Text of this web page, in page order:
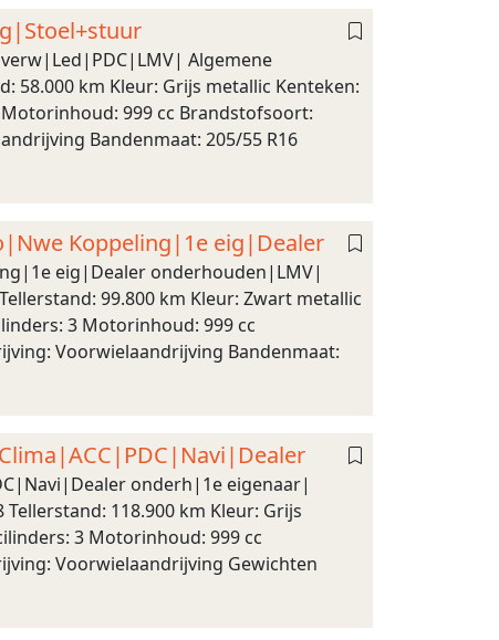
Algemene
58.000 km Kleur: Grijs metallic Kenteken:
Motorinhoud: 999 cc Brandstofsoort:
Bandenmaat: 205/55 R16
Koppeling|1e eig|Dealer
eig|Dealer onderhouden|LMV|
99.800 km Kleur: Zwart metallic
3 Motorinhoud: 999 cc
Voorwielaandrijving Bandenmaat:
onderh|1e eigenaar|
118.900 km Kleur: Grijs
3 Motorinhoud: 999 cc
Voorwielaandrijving Gewichten